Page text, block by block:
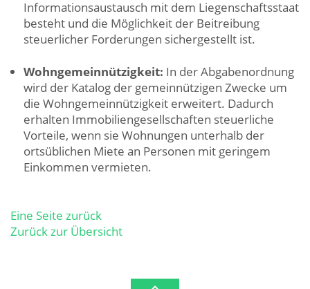
Informationsaustausch mit dem Liegenschaftsstaat
besteht und die Möglichkeit der Beitreibung
steuerlicher Forderungen sichergestellt ist.
Wohngemeinnützigkeit: In der Abgabenordnung
wird der Katalog der gemeinnützigen Zwecke um
die Wohngemeinnützigkeit erweitert. Dadurch
erhalten Immobiliengesellschaften steuerliche
Vorteile, wenn sie Wohnungen unterhalb der
ortsüblichen Miete an Personen mit geringem
Einkommen vermieten.
Eine Seite zurück
Zurück zur Übersicht